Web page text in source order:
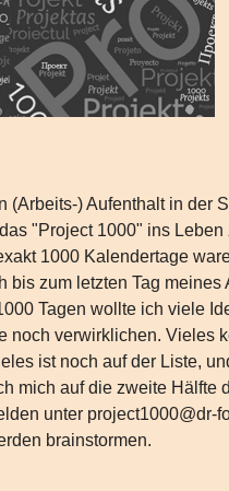
(Arbeits-) Aufenthalt in der
"Project 1000" ins Leben
1000 Kalendertage
bis zum letzten Tag meines
Tagen wollte ich viele
noch verwirklichen. Vieles
ist noch auf der Liste,
mich auf die zweite Hälfte
unter project1000@dr-
brainstormen.